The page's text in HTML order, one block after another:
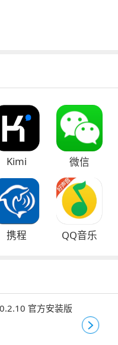
Kimi 微信
携程 QQ音乐
官方安装版